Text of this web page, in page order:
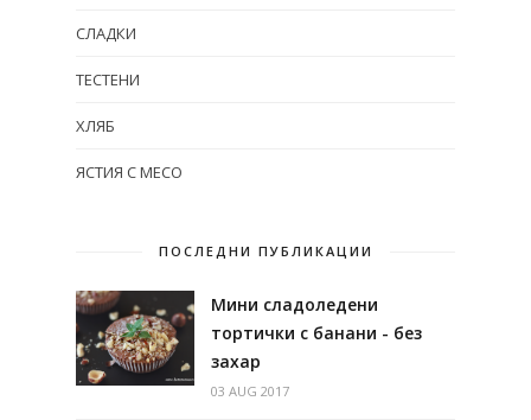
СЛАДКИ
ТЕСТЕНИ
ХЛЯБ
ЯСТИЯ С МЕСО
ПОСЛЕДНИ ПУБЛИКАЦИИ
Мини сладоледени
тортички с банани - без
захар
03 AUG 2017